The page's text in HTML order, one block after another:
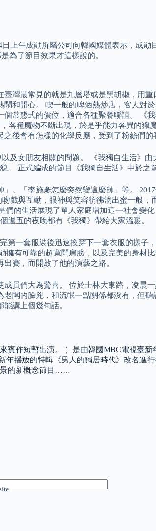
上午成勛所屬公司向韓國媒體表示，成
為了節目效果才這樣說的。
灣最常見的就是九層塔或是黑胡椒，用
和開心。 喫一般的啤酒熱炒店，客人對
常態式的價位，適合各種聚餐聯誼。 《
種魔物不斷出現，於是乎能力各異的獵
後會有怎樣的化學反應，受到了粉絲們的
及女朋友相關的問題。 《我獨自生活》
正式編成的節目《我獨自生活》中於之
、「李施彥怎麼突然變這麼帥」等。
戲與互動，眼神與笑容彷彿滴出蜜一般，
的生活展現了單人家庭增加這一社會變
週五的夜晚都有《我獨》帶給大家溫暖。
一套服裝後迅速換穿下一套衣服的樣子
有可靠的超寬闊肩膀，以及完美的身材
賽，而開啟了他的演藝之路。
員們大為驚喜。 位於士林大東路，凌晨
闆的臉兇，和流氓一點關係都沒有，但
講上個幾句話。
賓作短暫出演。 ）是由韓國MBC電視臺
播放的特輯《男人的獨居時代》改名進
景的新概念節目……